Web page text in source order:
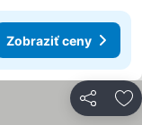
Zobraziť ceny
Zdieľať